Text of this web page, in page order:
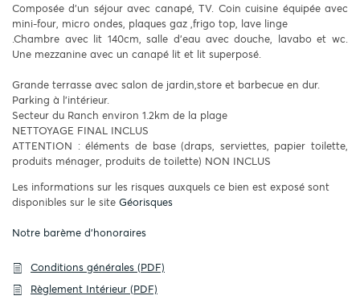
Composée d'un séjour avec canapé, TV. Coin cuisine équipée avec
mini-four, micro ondes, plaques gaz ,frigo top, lave linge
.Chambre avec lit 140cm, salle d'eau avec douche, lavabo et wc.
Une mezzanine avec un canapé lit et lit superposé.
Grande terrasse avec salon de jardin,store et barbecue en dur.
Parking à l'intérieur.
Secteur du Ranch environ 1.2km de la plage
NETTOYAGE FINAL INCLUS
ATTENTION : éléments de base (draps, serviettes, papier toilette,
produits ménager, produits de toilette) NON INCLUS
Les informations sur les risques auxquels ce bien est exposé sont
disponibles sur le site Géorisques
Notre barème d'honoraires
Conditions générales (PDF)
Règlement Intérieur (PDF)